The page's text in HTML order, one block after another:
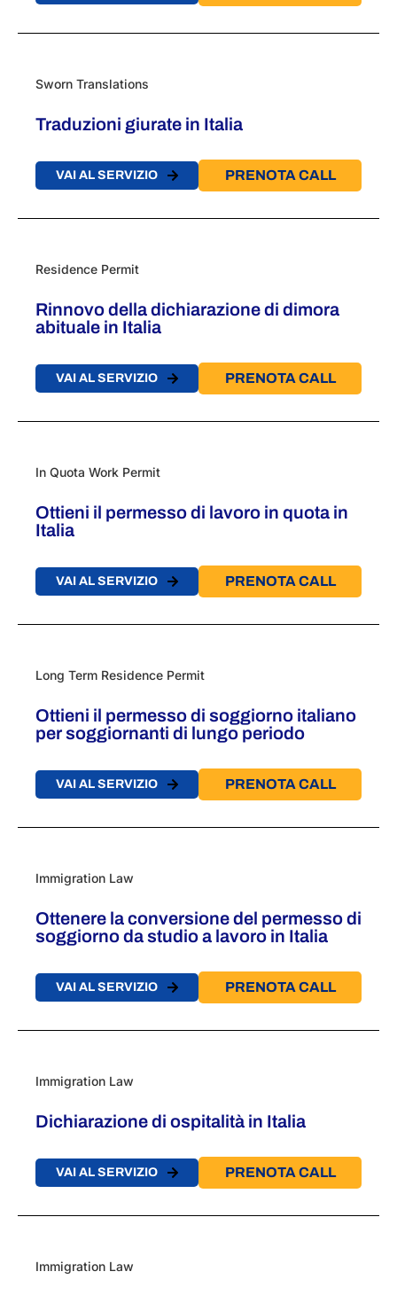
Sworn Translations
Traduzioni giurate in Italia
VAI AL SERVIZIO PRENOTA CALL
Residence Permit
Rinnovo della dichiarazione di dimora
abituale in Italia
VAI AL SERVIZIO PRENOTA CALL
In Quota Work Permit
Ottieni il permesso di lavoro in quota in
Italia
VAI AL SERVIZIO PRENOTA CALL
Long Term Residence Permit
Ottieni il permesso di soggiorno italiano
per soggiornanti di lungo periodo
VAI AL SERVIZIO PRENOTA CALL
Immigration Law
Ottenere la conversione del permesso di
soggiorno da studio a lavoro in Italia
VAI AL SERVIZIO PRENOTA CALL
Immigration Law
Dichiarazione di ospitalità in Italia
VAI AL SERVIZIO PRENOTA CALL
Immigration Law